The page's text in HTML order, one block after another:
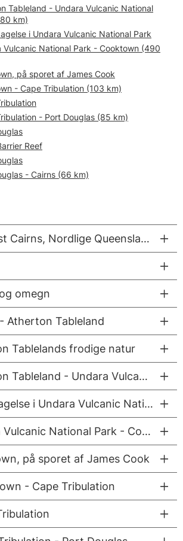
Tableland - Undara Vulcanic National
km)
i Undara Vulcanic National Park
Vulcanic National Park - Cooktown (490
på sporet af James Cook
- Cape Tribulation (103 km)
- Port Douglas (85 km)
Reef
- Cairns (66 km)
Dag 1: Ankomst Cairns, Nordlige Queensland
omegn
Atherton Tableland
Tablelands frodige natur
Dag 6: Atherton Tableland - Undara Vulcanic National Park
Dag 7: På opdagelse i Undara Vulcanic National Park
Dag 8: Undara Vulcanic National Park - Cooktown
på sporet af James Cook
- Cape Tribulation